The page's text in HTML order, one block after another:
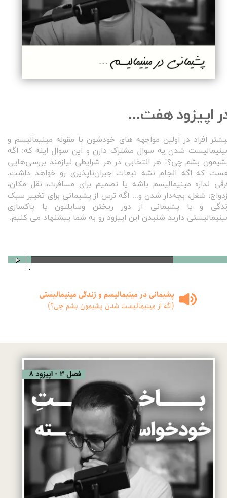
اپیزود هفت...
افراد در اولین مواجهه‌ های خودشون با مقوله مینیمالیسم و
شدن یه سوال مشترک دارن و این سوال اینه که: اگه
بشم چی؟! هر انتخابی در هر شرایطی نیازمند بررسی‌هایی
که اگه انجام نشه تبعات جبران‌ناپذیری رو خواهد داشت.
نداره مینیمالیسم باشه یا تصمیم برای مسافرت، نقل مکان،
شغل، بچه‌دار شدن و... اگه ترس از پشیمانی برای تغییر سبک
و یا پشیمانی از دور ریختن وسایلتون یا پاکسازی
دارید شنیدن این اپیزود رو به شما پیشنهاد می کنیم.
پشیمانی در مینیمالیسم و زندگی مینیمالیستی
(اگه از مینیمالیست شدن پشیمون بشم چی؟)